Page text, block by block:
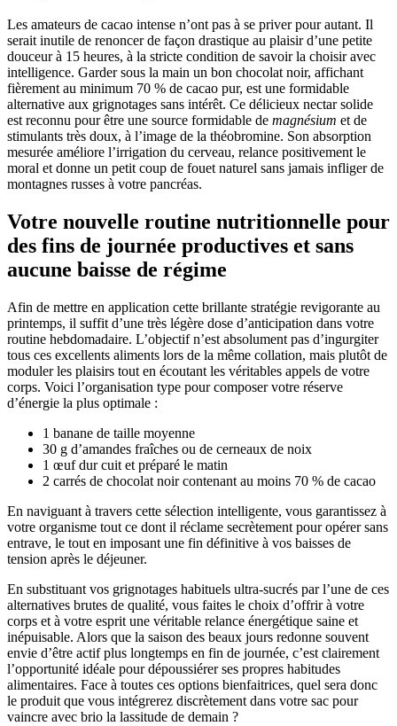
Les amateurs de cacao intense n’ont pas à se priver pour autant. Il
serait inutile de renoncer de façon drastique au plaisir d’une petite
douceur à 15 heures, à la stricte condition de savoir la choisir avec
intelligence. Garder sous la main un bon chocolat noir, affichant
fièrement au minimum 70 % de cacao pur, est une formidable
alternative aux grignotages sans intérêt. Ce délicieux nectar solide
est reconnu pour être une source formidable de magnésium et de
stimulants très doux, à l’image de la théobromine. Son absorption
mesurée améliore l’irrigation du cerveau, relance positivement le
moral et donne un petit coup de fouet naturel sans jamais infliger de
montagnes russes à votre pancréas.
Votre nouvelle routine nutritionnelle pour
des fins de journée productives et sans
aucune baisse de régime
Afin de mettre en application cette brillante stratégie revigorante au
printemps, il suffit d’une très légère dose d’anticipation dans votre
routine hebdomadaire. L’objectif n’est absolument pas d’ingurgiter
tous ces excellents aliments lors de la même collation, mais plutôt de
moduler les plaisirs tout en écoutant les véritables appels de votre
corps. Voici l’organisation type pour composer votre réserve
d’énergie la plus optimale :
1 banane de taille moyenne
30 g d’amandes fraîches ou de cerneaux de noix
1 œuf dur cuit et préparé le matin
2 carrés de chocolat noir contenant au moins 70 % de cacao
En naviguant à travers cette sélection intelligente, vous garantissez à
votre organisme tout ce dont il réclame secrètement pour opérer sans
entrave, le tout en imposant une fin définitive à vos baisses de
tension après le déjeuner.
En substituant vos grignotages habituels ultra-sucrés par l’une de ces
alternatives brutes de qualité, vous faites le choix d’offrir à votre
corps et à votre esprit une véritable relance énergétique saine et
inépuisable. Alors que la saison des beaux jours redonne souvent
envie d’être actif plus longtemps en fin de journée, c’est clairement
l’opportunité idéale pour dépoussiérer ses propres habitudes
alimentaires. Face à toutes ces options bienfaitrices, quel sera donc
le produit que vous intégrerez discrètement dans votre sac pour
vaincre avec brio la lassitude de demain ?